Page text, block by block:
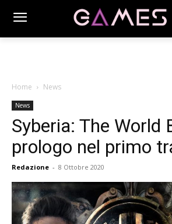
Home News
News
Syberia: The World
prologo nel primo
Redazione - 8 Ottobre 2020